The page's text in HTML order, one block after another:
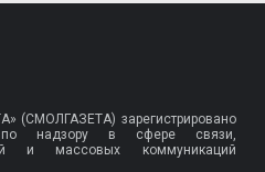
(СМОЛГАЗЕТА) зарегистрировано
надзору в сфере связи,
и массовых коммуникаций